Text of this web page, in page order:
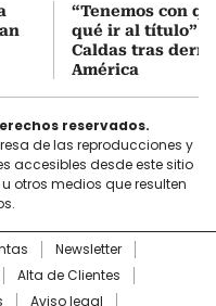
“Tenemos con
qué ir al título”:
Caldas tras
América
reservados.
de las reproducciones y
accesibles desde este sitio
otros medios que resulten
Newsletter
Alta de Clientes
Aviso legal